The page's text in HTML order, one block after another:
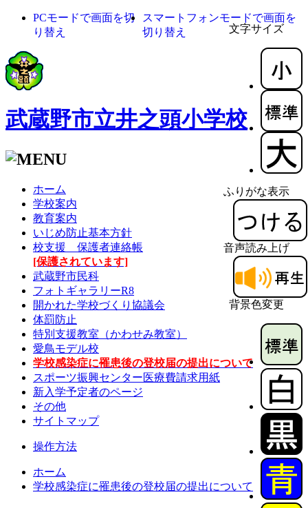
文字サイズ
ふりがな表示
音声読み上げ
背景色変更
PCモードで画面を切
り替え
スマートフォンモードで画面を
切り替え
武蔵野市立井之頭小学校
ホーム
学校案内
教育案内
いじめ防止基本方針
校支援 保護者連絡帳
[保護されています]
武蔵野市民科
フォトギャラリーR8
開かれた学校づくり協議会
体罰防止
特別支援教室（かわせみ教室）
愛鳥モデル校
学校感染症に罹患後の登校届の提出について
スポーツ振興センター医療費請求用紙
新入学予定者のページ
その他
サイトマップ
操作方法
ホーム
学校感染症に罹患後の登校届の提出について